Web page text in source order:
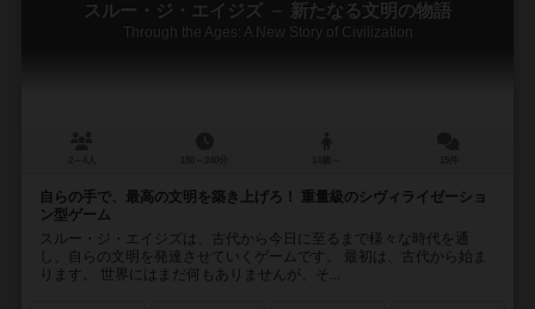
スルー・ジ・エイジズ － 新たなる文明の物語
Through the Ages: A New Story of Civilization
自らの手で、最高の文明を築き上げろ！ 重量級のシヴィライゼーショ
ン型ゲーム
スルー・ジ・エイジズは、古代から今日に至るまで様々な時代を通
し、自らの文明を発達させていくゲームです。 最初は、古代から始ま
ります。 世界にはまだ何もありませんが、そ...